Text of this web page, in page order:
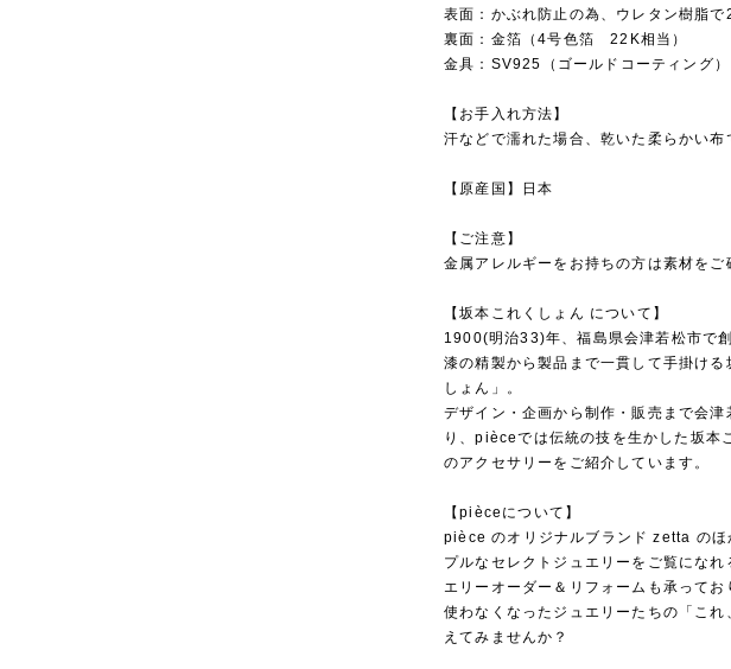
表面：かぶれ防止の為、ウレタン樹脂で
裏面：金箔（4号色箔 22K相当）
金具：SV925（ゴールドコーティング）
【お手入れ方法】
汗などで濡れた場合、乾いた柔らかい布
【原産国】日本
【ご注意】
金属アレルギーをお持ちの方は素材をご
【坂本これくしょん について】
1900(明治33)年、福島県会津若松市で創
漆の精製から製品まで一貫して手掛ける
しょん」。
デザイン・企画から制作・販売まで会
り、pièceでは伝統の技を生かした坂本
のアクセサリーをご紹介しています。
【pièceについて】
pièce のオリジナルブランド zetta のほ
プルなセレクトジュエリーをご覧にな
エリーオーダー＆リフォームも承ってお
使わなくなったジュエリーたちの「こ
えてみませんか？